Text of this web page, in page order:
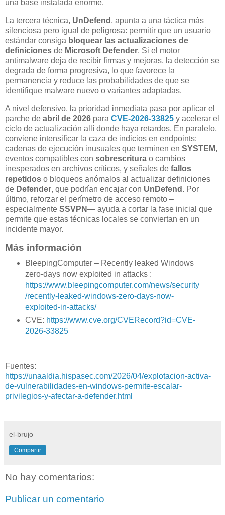
una base instalada enorme.
La tercera técnica, UnDefend , apunta a una táctica más
silenciosa pero igual de peligrosa: permitir que un usuario
estándar consiga bloquear las actualizaciones de
definiciones de Microsoft Defender. Si el motor
antimalware deja de recibir firmas y mejoras, la detección se
degrada de forma progresiva, lo que favorece la
permanencia y reduce las probabilidades de que se
identifique malware nuevo o variantes adaptadas.
A nivel defensivo, la prioridad inmediata pasa por aplicar el
parche de abril de 2026 para CVE-2026-33825 y acelerar el
ciclo de actualización allí donde haya retardos. En paralelo,
conviene intensificar la caza de indicios en endpoints:
cadenas de ejecución inusuales que terminen en SYSTEM,
eventos compatibles con sobrescritura o cambios
inesperados en archivos críticos, y señales de fallos
repetidos o bloqueos anómalos al actualizar definiciones
de Defender, que podrían encajar con UnDefend . Por
último, reforzar el perímetro de acceso remoto –
especialmente SSVPN— ayuda a cortar la fase inicial que
permite que estas técnicas locales se conviertan en un
incidente mayor.
Más información
BleepingComputer – Recently leaked Windows
zero-days now exploited in attacks :
https://www.bleepingcomputer.com/news/security
/recently-leaked-windows-zero-days-now-
exploited-in-attacks/
CVE: https://www.cve.org/CVERecord?id=CVE-
2026-33825
Fuentes:
https://unaaldia.hispasec.com/2026/04/explotacion-activa-
de-vulnerabilidades-en-windows-permite-escalar-
privilegios-y-afectar-a-defender.html
el-brujo
Compartir
No hay comentarios:
Publicar un comentario